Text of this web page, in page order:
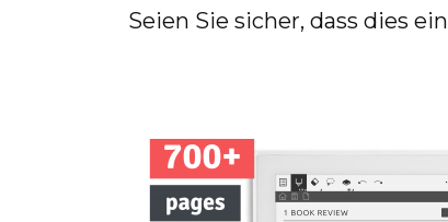
Seien Sie sicher, dass dies